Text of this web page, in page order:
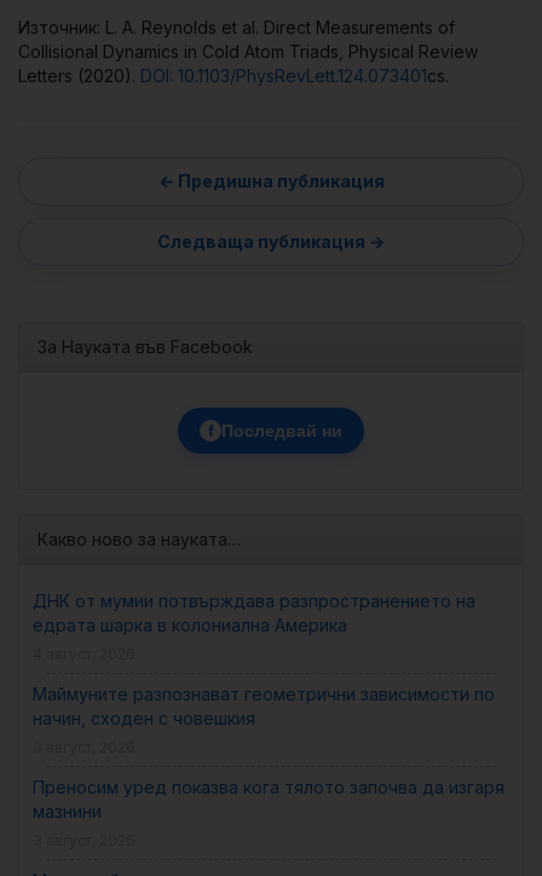
Източник: L. A. Reynolds et al. Direct Measurements of
Collisional Dynamics in Cold Atom Triads, Physical Review
Letters (2020). DOI: 10.1103/PhysRevLett.124.073401cs.
За Науката във Facebook
f Последвай ни
Какво ново за науката…
ДНК от мумии потвърждава разпространението на
едрата шарка в колониална Америка
Маймуните разпознават геометрични зависимости по
начин, сходен с човешкия
Преносим уред показва кога тялото започва да изгаря
мазнини